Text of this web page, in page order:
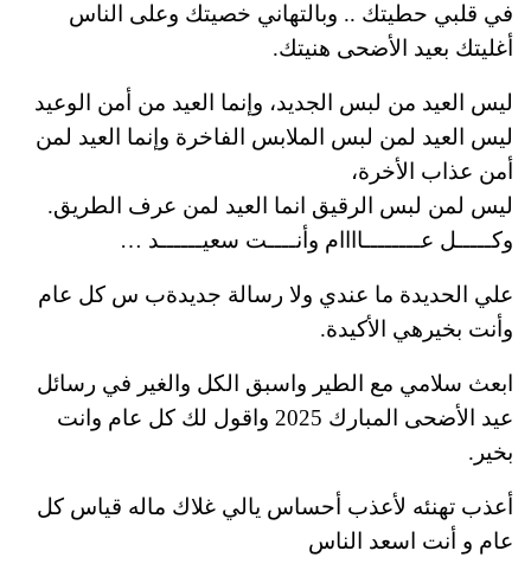
في قلبي حطيتك .. وبالتهاني خصيتك وعلى الناس
أغليتك بعيد الأضحى هنيتك.
ليس العيد من لبس الجديد، وإنما العيد من أمن الوعيد
ليس العيد لمن لبس الملابس الفاخرة وإنما العيد لمن
أمن عذاب الأخرة،
ليس لمن لبس الرقيق انما العيد لمن عرف الطريق.
وكـــــل عــــــــاااام وأنــــت سعيــــــد …
علي الحديدة ما عندي ولا رسالة جديدةب س كل عام
وأنت بخيرهي الأكيدة.
ابعث سلامي مع الطير واسبق الكل والغير في رسائل
عيد الأضحى المبارك 2025 واقول لك كل عام وانت
بخير.
أعذب تهنئه لأعذب أحساس يالي غلاك ماله قياس كل
عام و أنت اسعد الناس